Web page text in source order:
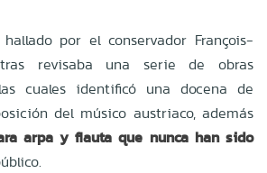
por el conservador François-
revisaba una serie de obras
cuales identificó una docena de
del músico austriaco, además
arpa y flauta que nunca han sido